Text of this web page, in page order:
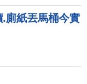
廁紙丟馬桶今實